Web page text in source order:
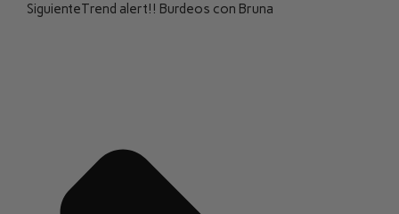
SiguienteTrend alert!! Burdeos con Bruna